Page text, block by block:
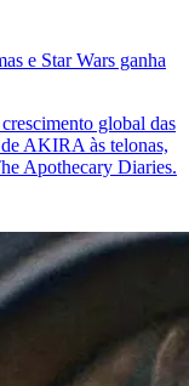
e Star Wars ganha
global das
AKIRA às telonas,
Apothecary Diaries.